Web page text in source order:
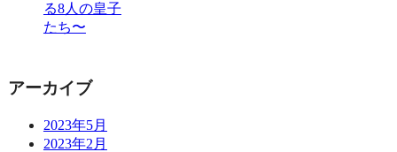
る8人の皇子
たち〜
アーカイブ
2023年5月
2023年2月